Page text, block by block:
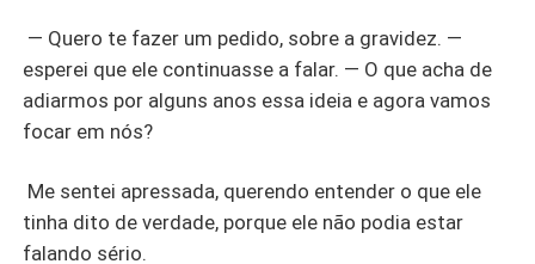
— Quero te fazer um pedido, sobre a gravidez. —
esperei que ele continuasse a falar. — O que acha de
adiarmos por alguns anos essa ideia e agora vamos
focar em nós?
Me sentei apressada, querendo entender o que ele
tinha dito de verdade, porque ele não podia estar
falando sério.